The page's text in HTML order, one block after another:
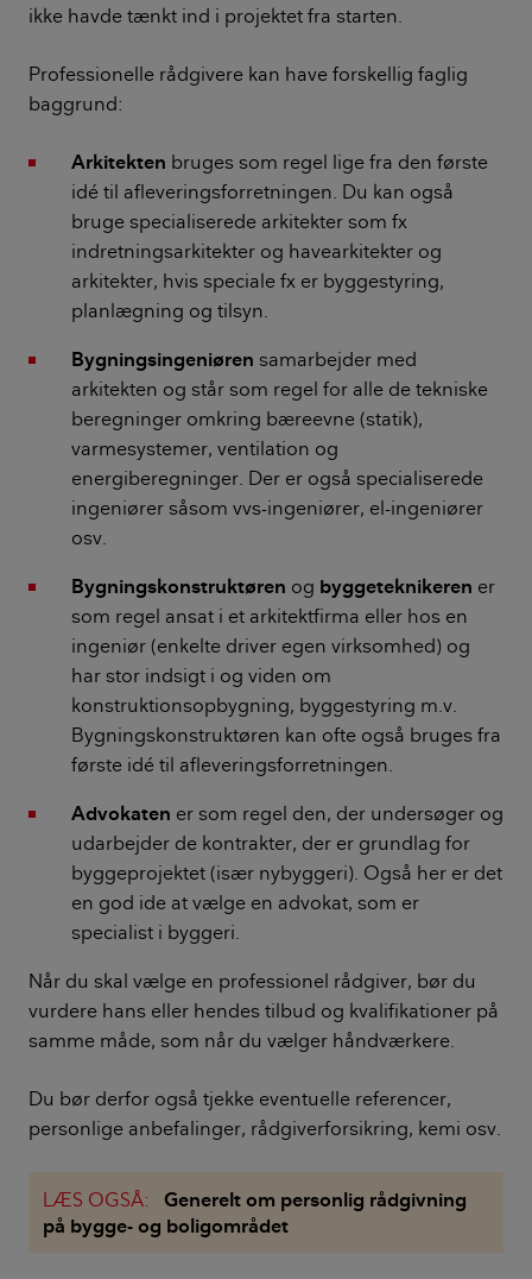
ikke havde tænkt ind i projektet fra starten.
Professionelle rådgivere kan have forskellig faglig
baggrund:
Arkitekten bruges som regel lige fra den første
idé til afleveringsforretningen. Du kan også
bruge specialiserede arkitekter som fx
indretningsarkitekter og havearkitekter og
arkitekter, hvis speciale fx er byggestyring,
planlægning og tilsyn.
Bygningsingeniøren samarbejder med
arkitekten og står som regel for alle de tekniske
beregninger omkring bæreevne (statik),
varmesystemer, ventilation og
energiberegninger. Der er også specialiserede
ingeniører såsom vvs-ingeniører, el-ingeniører
osv.
Bygningskonstruktøren og byggeteknikeren er
som regel ansat i et arkitektfirma eller hos en
ingeniør (enkelte driver egen virksomhed) og
har stor indsigt i og viden om
konstruktionsopbygning, byggestyring m.v.
Bygningskonstruktøren kan ofte også bruges fra
første idé til afleveringsforretningen.
Advokaten er som regel den, der undersøger og
udarbejder de kontrakter, der er grundlag for
byggeprojektet (især nybyggeri). Også her er det
en god ide at vælge en advokat, som er
specialist i byggeri.
Når du skal vælge en professionel rådgiver, bør du
vurdere hans eller hendes tilbud og kvalifikationer på
samme måde, som når du vælger håndværkere.
Du bør derfor også tjekke eventuelle referencer,
personlige anbefalinger, rådgiverforsikring, kemi osv.
LÆS OGSÅ:
Generelt om personlig rådgivning
på bygge- og boligområdet